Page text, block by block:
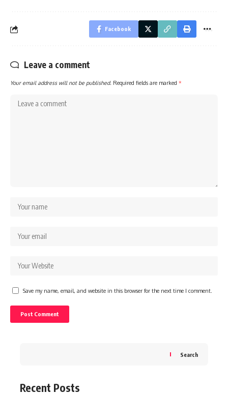
Facebook
Leave a comment
Your email address will not be published. Required fields are marked *
Save my name, email, and website in this browser for the next time I comment.
Search
Recent Posts